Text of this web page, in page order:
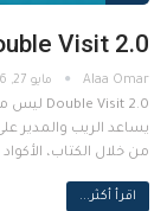
Visit 2.0
مايو 27, 2026
يساعد الريب والمدير
من خلال الكتاب، الأكواد
اقرأ أكثر...